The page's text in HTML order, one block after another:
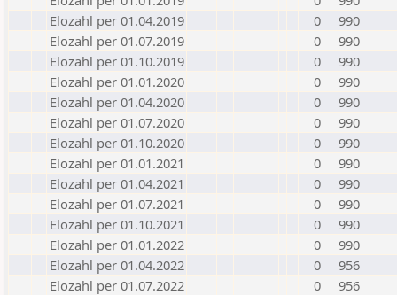
Elozahl per 01.04.2019
0
990
Elozahl per 01.07.2019
0
990
Elozahl per 01.10.2019
0
990
Elozahl per 01.01.2020
0
990
Elozahl per 01.04.2020
0
990
Elozahl per 01.07.2020
0
990
Elozahl per 01.10.2020
0
990
Elozahl per 01.01.2021
0
990
Elozahl per 01.04.2021
0
990
Elozahl per 01.07.2021
0
990
Elozahl per 01.10.2021
0
990
Elozahl per 01.01.2022
0
990
Elozahl per 01.04.2022
0
956
Elozahl per 01.07.2022
0
956